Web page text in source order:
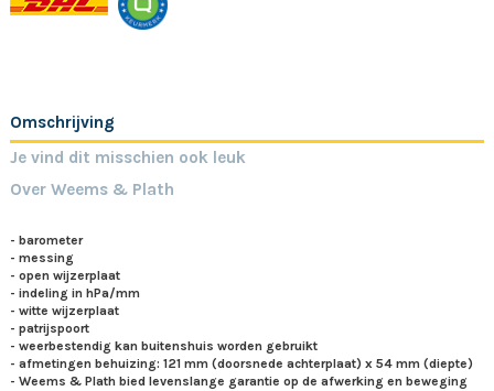
Omschrijving
Je vind dit misschien ook leuk
Over Weems & Plath
- barometer
- messing
- open wijzerplaat
- indeling in hPa/mm
- witte wijzerplaat
- patrijspoort
- weerbestendig kan buitenshuis worden gebruikt
- afmetingen behuizing: 121 mm (doorsnede achterplaat) x 54 mm (diepte)
- Weems & Plath bied levenslange garantie op de afwerking en beweging